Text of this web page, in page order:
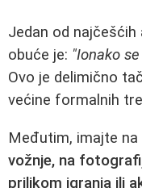
Jedan od
obuće je: "Ionako
Ovo je delimično
većine formalnih
Međutim, imajte
vožnje, na
prilikom igranja ili